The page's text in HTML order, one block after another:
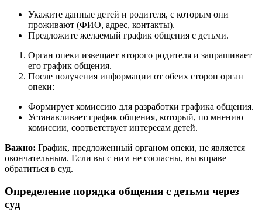
Укажите данные детей и родителя, с которым они
проживают (ФИО, адрес, контакты).
Предложите желаемый график общения с детьми.
Орган опеки извещает второго родителя и запрашивает
его график общения.
После получения информации от обеих сторон орган
опеки:
Формирует комиссию для разработки графика общения.
Устанавливает график общения, который, по мнению
комиссии, соответствует интересам детей.
Важно: График, предложенный органом опеки, не является
окончательным. Если вы с ним не согласны, вы вправе
обратиться в суд.
Определение порядка общения с детьми через
суд